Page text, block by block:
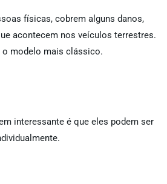
físicas, cobrem alguns danos,
acontecem nos veículos terrestres.
modelo mais clássico.
interessante é que eles podem ser